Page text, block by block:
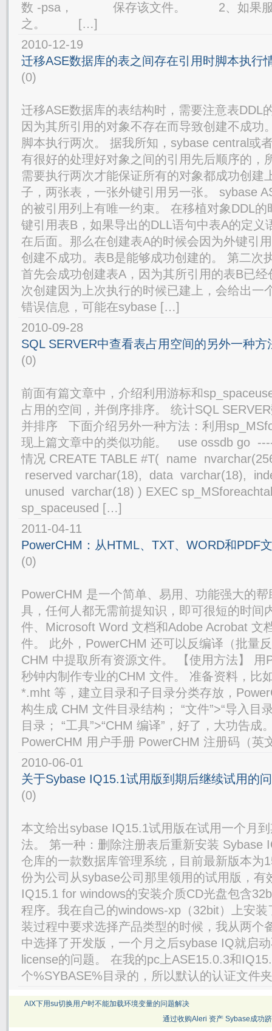
数 -psa， 保存该文件。 2、如果服务
之。 […]
2010-12-19
迁移ASE数据库的表之间存在引用时脚本执行
(0)
迁移ASE数据库的表结构时，需要注意表DDL
因为其所引用的对象不存在而导致创建不成功
脚本执行两次。 据我所知，sybase central或
有很好的处理好对象之间的引用先后顺序的，
需要执行两次才能保证所有的对象都成功创建
子，两张表，一张外键引用另一张。 sybase
的被引用列上有唯一约束。 在移植对象DDL
键引用表B，如果导出的DLL语句中表A的定义
在后面。那么在创建表A的时候会因为外键引
创建不成功。表B是能够成功创建的。 第二次
首先会成功创建表A，因为其所引用的表B已
次创建因为上次执行的时候已建上，会给出一
错误信息，可能在sybase […]
2010-09-28
SQL SERVER中查看表占用空间的另外一种方
(0)
前面有篇文章中，介绍利用游标和
占用的空间，并倒序排序。 统计SQL
并排序 下面介绍另外一种方法：利用
现上篇文章中的类似功能。 use ossdb go
情况 CREATE TABLE #T( name
reserved varchar(18), data varchar(18),
unused varchar(18) ) EXEC
sp_spaceused […]
2011-04-11
PowerCHM：从HTML、TXT、WORD和PDF
(0)
PowerCHM 是一个简单、易用、功能强大的
具，任何人都无需前提知识，即可很短的时间
件、Microsoft Word 文档和Adobe Acrobat 文
件。 此外，PowerCHM 还可以反编译（批量
CHM 中提取所有资源文件。 【使用方法】 用
秒钟内制作专业的CHM 文件。 准备资料，比
*.mht 等，建立目录和子目录分类存放，
构生成 CHM 文件目录结构； “文件”>“导入目
目录； “工具”>“CHM 编译”，好了，大功告成
PowerCHM 用户手册 PowerCHM 注册码（
2010-06-01
关于Sybase IQ15.1试用版到期后继续试用的
(0)
本文给出sybase IQ15.1试用版在试用一个月
法。 第一种：删除注册表后重新安装 Sybase
仓库的一款数据库管理系统，目前最新版本为
份为公司从sybase公司那里领用的试用版，有
IQ15.1 for windows的安装介质CD光盘包含
程序。我在自己的windows-xp（32bit）上安
装过程中要求选择产品类型的时候，我从两个
中选择了开发版，一个月之后sybase IQ就启
license的问题。 在我的pc上ASE15.0.3和
个%SYBASE%目录的，所以默认的认证文件
AIX下用su切换用户时不能加载环境变量的问题解决
通过收购Aleri 资产 Sybase成功